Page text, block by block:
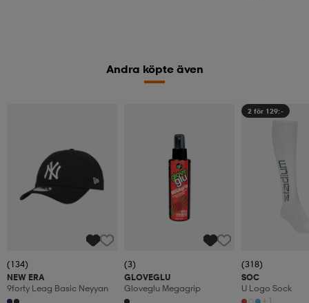
Andra köpte även
(134)
NEW ERA
9forty Leag Basic Neyyan
(3)
GLOVEGLU
Gloveglu Megagrip
2 för 129:-
(318)
SOC
U Logo Sock